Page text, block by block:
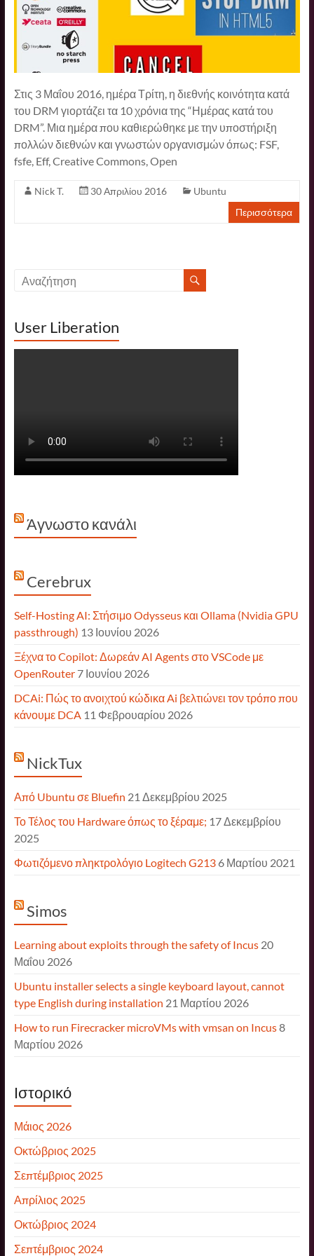
Στις 3 Μαΐου 2016, ημέρα Τρίτη, η διεθνής κοινότητα κατά
του DRM γιορτάζει τα 10 χρόνια της “Ημέρας κατά του
DRM”. Μια ημέρα που καθιερώθηκε με την υποστήριξη
πολλών διεθνών και γνωστών οργανισμών όπως: FSF,
fsfe, Eff, Creative Commons, Open
Nick T. 30 Απριλίου 2016
Ubuntu
Περισσότερα
User Liberation
Άγνωστο κανάλι
Cerebrux
Self-Hosting AI: Στήσιμο Odysseus και Ollama (Nvidia GPU
passthrough) 13 Ιουνίου 2026
Ξέχνα το Copilot: Δωρεάν AI Agents στο VSCode με
OpenRouter 7 Ιουνίου 2026
DCAi: Πώς το ανοιχτού κώδικα Ai βελτιώνει τον τρόπο που
κάνουμε DCA 11 Φεβρουαρίου 2026
NickTux
Από Ubuntu σε Bluefin 21 Δεκεμβρίου 2025
Το Τέλος του Hardware όπως το ξέραμε; 17 Δεκεμβρίου
2025
Φωτιζόμενο πληκτρολόγιο Logitech G213 6 Μαρτίου 2021
Simos
Learning about exploits through the safety of Incus 20
Μαΐου 2026
Ubuntu installer selects a single keyboard layout, cannot
type English during installation 21 Μαρτίου 2026
How to run Firecracker microVMs with vmsan on Incus8
Μαρτίου 2026
Ιστορικό
Μάιος 2026
Οκτώβριος 2025
Σεπτέμβριος 2025
Απρίλιος 2025
Οκτώβριος 2024
Σεπτέμβριος 2024